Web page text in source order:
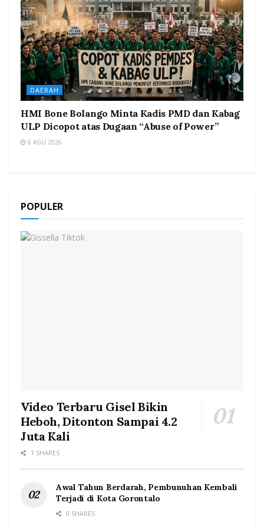
DAERAH
HMI Bone Bolango Minta Kadis PMD dan Kabag
ULP Dicopot atas Dugaan “Abuse of Power”
6 AGU 2026
POPULER
Video Terbaru Gisel Bikin
Heboh, Ditonton Sampai 4.2
Juta Kali
1 SHARES
Awal Tahun Berdarah, Pembunuhan Kembali
Terjadi di Kota Gorontalo
0 SHARES